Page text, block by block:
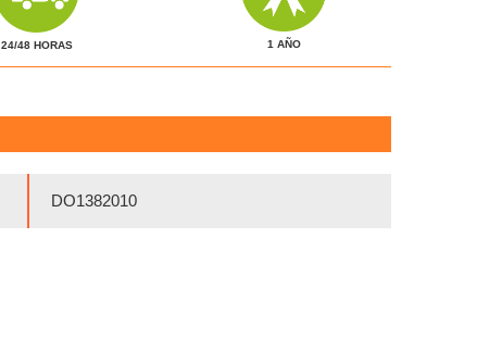
24/48 HORAS 1 AÑO
DO1382010